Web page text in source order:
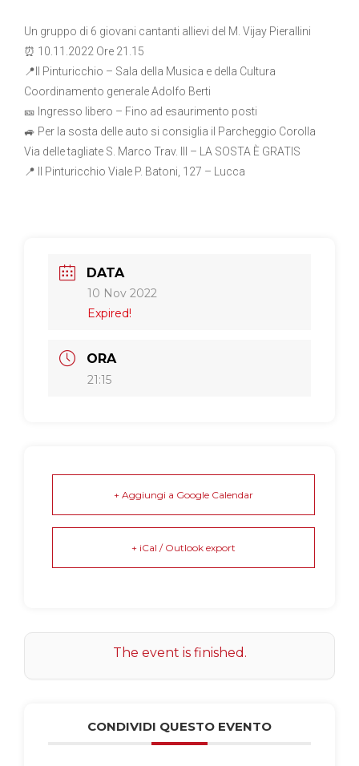
Un gruppo di 6 giovani cantanti allievi del M. Vijay Pierallini
⏰ 10.11.2022 Ore 21.15
📍Il Pinturicchio – Sala della Musica e della Cultura
Coordinamento generale Adolfo Berti
🎫 Ingresso libero – Fino ad esaurimento posti
🚙 Per la sosta delle auto si consiglia il Parcheggio Corolla
Via delle tagliate S. Marco Trav. III – LA SOSTA È GRATIS
📍 Il Pinturicchio Viale P. Batoni, 127 – Lucca
DATA
10 Nov 2022
Expired!
ORA
21:15
+ Aggiungi a Google Calendar
+ iCal / Outlook export
The event is finished.
CONDIVIDI QUESTO EVENTO